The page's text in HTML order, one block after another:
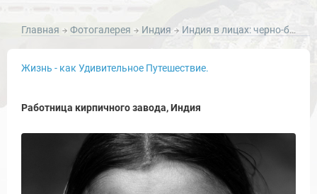
Главная Фотогалерея Индия Индия в лицах: черно-белые портреты.
Жизнь - как Удивительное Путешествие.
Работница кирпичного завода, Индия